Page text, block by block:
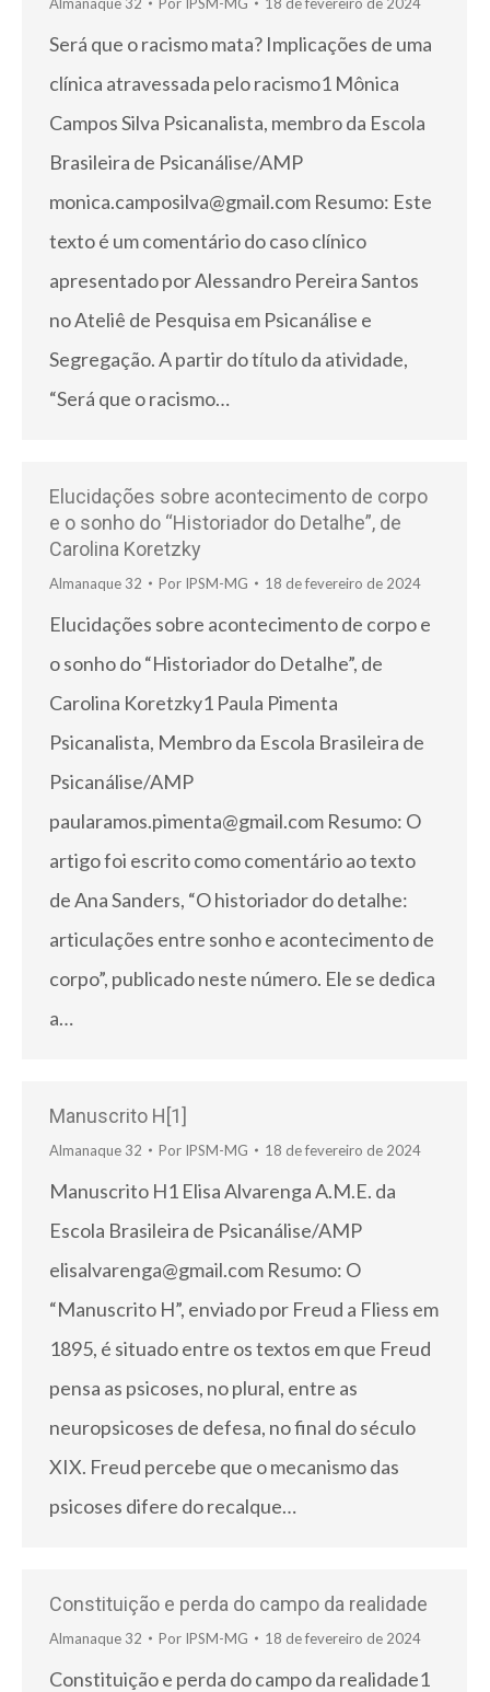
Será que o racismo mata? Implicações de uma
clínica atravessada pelo racismo1 Mônica
Campos Silva Psicanalista, membro da Escola
Brasileira de Psicanálise/AMP
monica.camposilva@gmail.com Resumo: Este
texto é um comentário do caso clínico
apresentado por Alessandro Pereira Santos
no Ateliê de Pesquisa em Psicanálise e
Segregação. A partir do título da atividade,
“Será que o racismo…
Elucidações sobre acontecimento de corpo
e o sonho do “Historiador do Detalhe”, de
Carolina Koretzky
Almanaque 32 Por IPSM-MG 18 de fevereiro de 2024
Elucidações sobre acontecimento de corpo e
o sonho do “Historiador do Detalhe”, de
Carolina Koretzky1 Paula Pimenta
Psicanalista, Membro da Escola Brasileira de
Psicanálise/AMP
paularamos.pimenta@gmail.com Resumo: O
artigo foi escrito como comentário ao texto
de Ana Sanders, “O historiador do detalhe:
articulações entre sonho e acontecimento de
corpo”, publicado neste número. Ele se dedica
a…
Manuscrito H[1]
Almanaque 32 Por IPSM-MG 18 de fevereiro de 2024
Manuscrito H1 Elisa Alvarenga A.M.E. da
Escola Brasileira de Psicanálise/AMP
elisalvarenga@gmail.com Resumo: O
“Manuscrito H”, enviado por Freud a Fliess em
1895, é situado entre os textos em que Freud
pensa as psicoses, no plural, entre as
neuropsicoses de defesa, no final do século
XIX. Freud percebe que o mecanismo das
psicoses difere do recalque…
Constituição e perda do campo da realidade
Almanaque 32 Por IPSM-MG 18 de fevereiro de 2024
Constituição e perda do campo da realidade1